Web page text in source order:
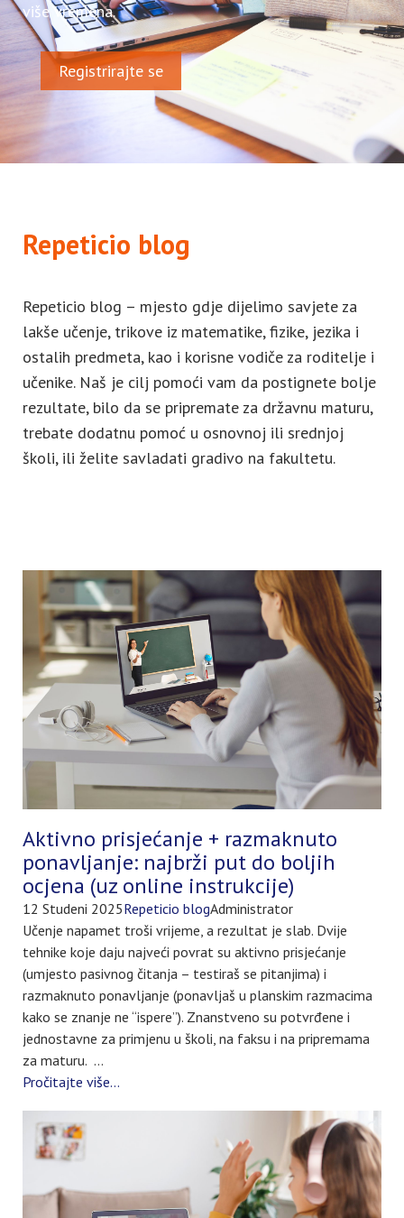
više vremena.
Registrirajte se
Repeticio blog
Repeticio blog – mjesto gdje dijelimo savjete za
lakše učenje, trikove iz matematike, fizike, jezika i
ostalih predmeta, kao i korisne vodiče za roditelje i
učenike. Naš je cilj pomoći vam da postignete bolje
rezultate, bilo da se pripremate za državnu maturu,
trebate dodatnu pomoć u osnovnoj ili srednjoj
školi, ili želite savladati gradivo na fakultetu.
Aktivno prisjećanje + razmaknuto
ponavljanje: najbrži put do boljih
ocjena (uz online instrukcije)
12 Studeni 2025Repeticio blogAdministrator
Učenje napamet troši vrijeme, a rezultat je slab. Dvije
tehnike koje daju najveći povrat su aktivno prisjećanje
(umjesto pasivnog čitanja – testiraš se pitanjima) i
razmaknuto ponavljanje (ponavljaš u planskim razmacima
kako se znanje ne “ispere”). Znanstveno su potvrđene i
jednostavne za primjenu u školi, na faksu i na pripremama
za maturu. ...
Pročitajte više...